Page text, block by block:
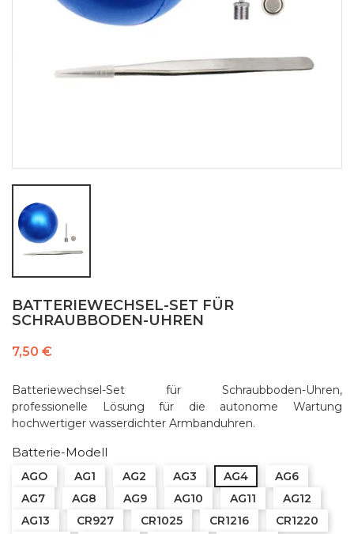
BATTERIEWECHSEL-SET FÜR
SCHRAUBBODEN-UHREN
7,50 €
Batteriewechsel-Set für Schraubboden-Uhren,
professionelle Lösung für die autonome Wartung
hochwertiger wasserdichter Armbanduhren.
Batterie-Modell
AGO AG1 AG2 AG3 AG4
AG6
AG7
AG8 AG9 AG10 AG11
AG12
AG13
CR927 CR1025 CR1216
CR1220